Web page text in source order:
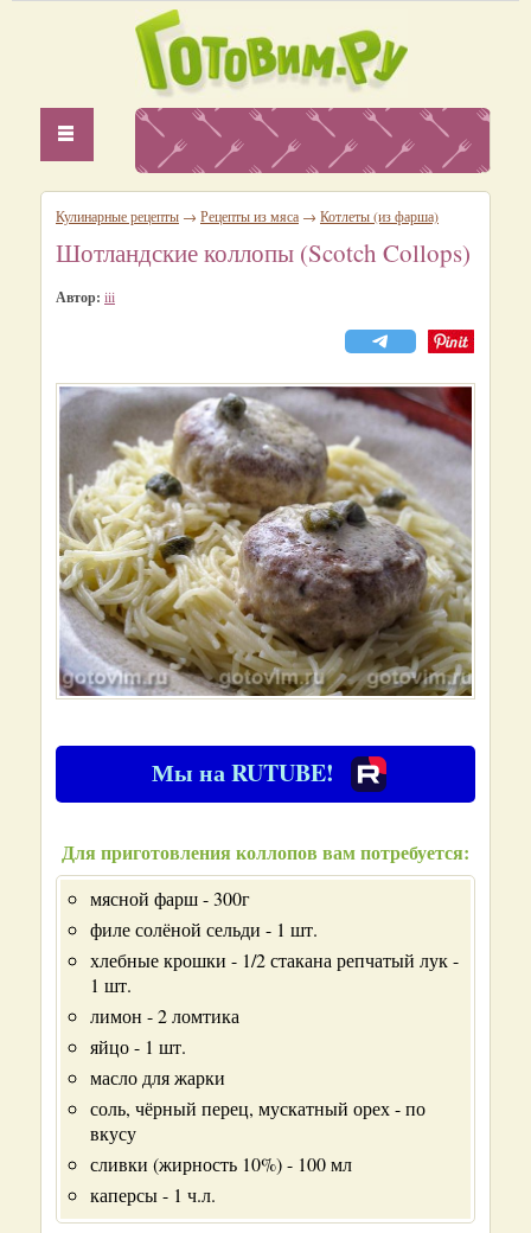
Кулинарные рецепты → Рецепты из мяса → Котлеты (из фарша)
Шотландские коллопы (Scotch Collops)
Автор: iii
Мы на RUTUBE!
Для приготовления коллопов вам потребуется:
мясной фарш - 300г
филе солёной сельди - 1 шт.
хлебные крошки - 1/2 стакана репчатый лук -
1 шт.
лимон - 2 ломтика
яйцо - 1 шт.
масло для жарки
соль, чёрный перец, мускатный орех - по
вкусу
сливки (жирность 10%) - 100 мл
каперсы - 1 ч.л.